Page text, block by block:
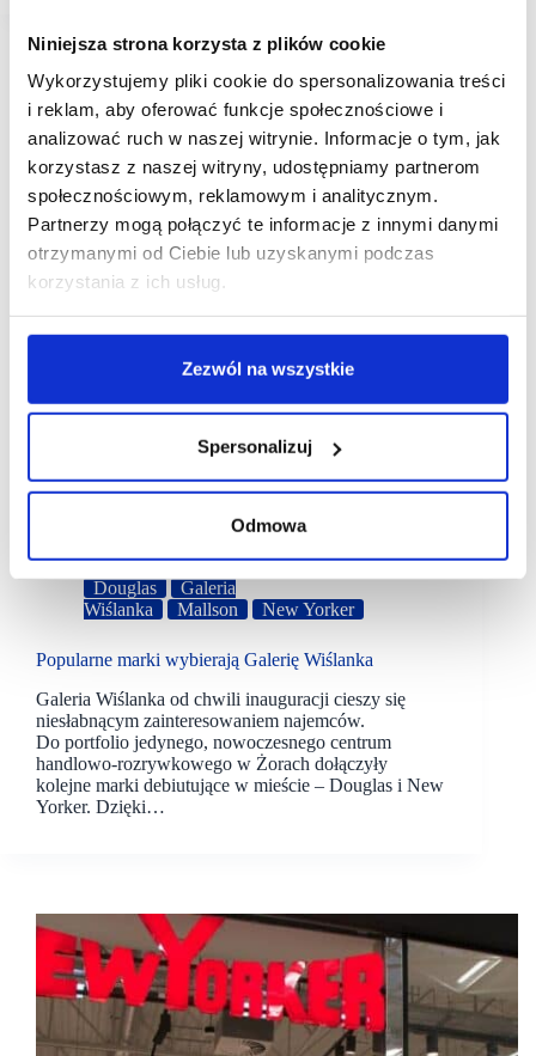
Niniejsza strona korzysta z plików cookie
Wykorzystujemy pliki cookie do spersonalizowania treści
i reklam, aby oferować funkcje społecznościowe i
analizować ruch w naszej witrynie. Informacje o tym, jak
korzystasz z naszej witryny, udostępniamy partnerom
społecznościowym, reklamowym i analitycznym.
Partnerzy mogą połączyć te informacje z innymi danymi
otrzymanymi od Ciebie lub uzyskanymi podczas
korzystania z ich usług.
Zezwól na wszystkie
Spersonalizuj
Odmowa
17/06/2021
Douglas
Galeria
Wiślanka
Mallson New Yorker
Popularne marki wybierają Galerię Wiślanka
Galeria Wiślanka od chwili inauguracji cieszy się
niesłabnącym zainteresowaniem najemców.
Do portfolio jedynego, nowoczesnego centrum
handlowo-rozrywkowego w Żorach dołączyły
kolejne marki debiutujące w mieście – Douglas i New
Yorker. Dzięki…